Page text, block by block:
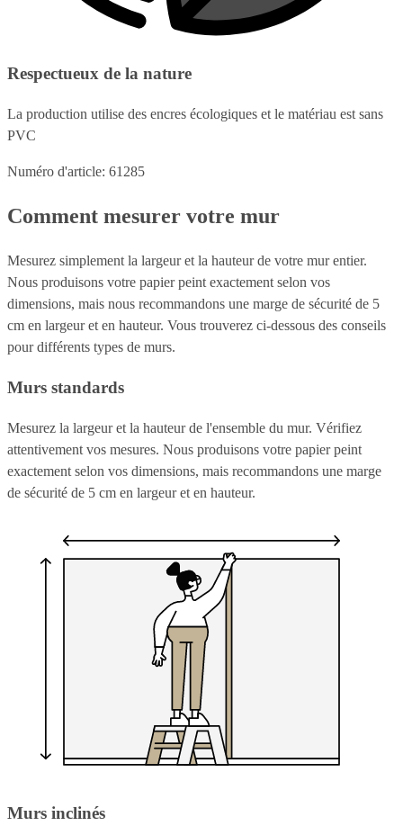
Respectueux de la nature
La production utilise des encres écologiques et le matériau est sans
PVC
Numéro d'article: 61285
Comment mesurer votre mur
Mesurez simplement la largeur et la hauteur de votre mur entier.
Nous produisons votre papier peint exactement selon vos
dimensions, mais nous recommandons une marge de sécurité de 5
cm en largeur et en hauteur. Vous trouverez ci-dessous des conseils
pour différents types de murs.
Murs standards
Mesurez la largeur et la hauteur de l'ensemble du mur. Vérifiez
attentivement vos mesures. Nous produisons votre papier peint
exactement selon vos dimensions, mais recommandons une marge
de sécurité de 5 cm en largeur et en hauteur.
Murs inclinés